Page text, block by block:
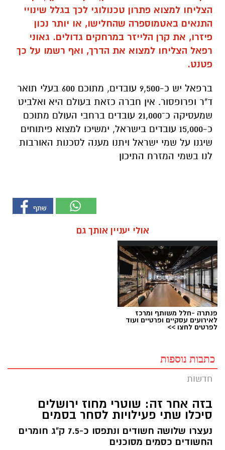
הצליחו למצוא פתרון טכנולוגי לכך בגלל שינויי
התנאים באטמוספרה שהחלישו, או יותר נכון
פיזרו, את קרן הלייזר במרחקים גדולים. גאוני
רפאל הצליחו למצוא את הדרך, ואף רשמו על כך
פטנט.
ברפאל יש כ-9,500 עובדים, מתוכם 600 בעלי תואר
ד"ר ופרופסור. אין חברה כזאת בעולם היא ואלביט
שמעסיקה כ־21,000 עובדים ברחבי העולם מתוכם
כ-15,000 עובדים בישראל, ימשיכו למצוא פיתוחים
שיגנו על שמי ישראל ויתנו מענה לסכנות האורבות
לנו בשמי המזרח התיכון
אולי יעניין אותך גם
פנתרה -חלל משותף ומרכז
לאירועים עסקיים ופרטיים ועוד
לפרטים לחצו >>
כתבות נוספות
חדשות
בזה אחר זה: שוטרי מחוז ירושלים
סיכלו שתי פעילויות לסחר בסמים
נעצרו שלושה חשודים ונתפסו כ-7.5 ק"ג חומרים
החשודים כסמים מסוכנים